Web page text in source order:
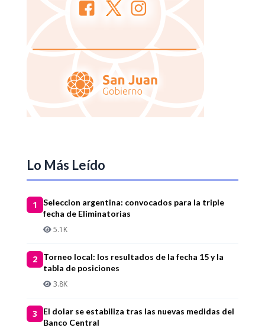
Lo Más Leído
1
Seleccion argentina: convocados para la triple
fecha de Eliminatorias
5.1K
2
Torneo local: los resultados de la fecha 15 y la
tabla de posiciones
3.8K
3
El dolar se estabiliza tras las nuevas medidas del
Banco Central